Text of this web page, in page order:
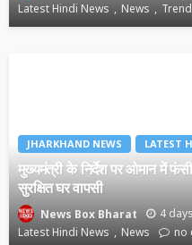
Latest Hindi News
News
JHARKHAND NEWS LATEST
मुख्यमंत्री के निर्देश पर ओमान में
सुरक्षित घर वापसी
News Box Bharat 4
Latest Hindi News
News no